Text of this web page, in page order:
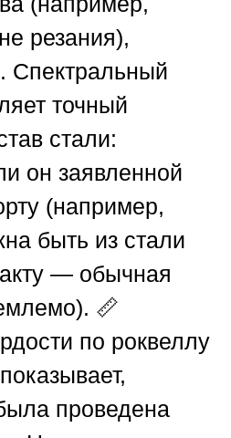
резания),
Спектральный
точный
стали:
он заявленной
(например,
быть из стали
— обычная
📏
по роквеллу
проведена